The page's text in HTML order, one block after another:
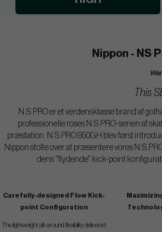
Nippon - NS
This
N.S.PRO er et verdensklasse brand af
professionelle roses N.S.PRO-serien af
præstation. N.S.PRO 950GH blev først
Nippon stolte over at præsentere vores
dens "flydende" kick-point
Carefully-designed Flow Kick-
point Configuration
The lightweight all-around flexibility delivered